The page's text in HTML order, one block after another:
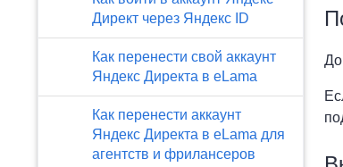
Директ через Яндекс ID
Как перенести свой аккаунт
Яндекс Директа в eLama
Как перенести аккаунт
Яндекс Директа в eLama для
агентств и фрилансеров